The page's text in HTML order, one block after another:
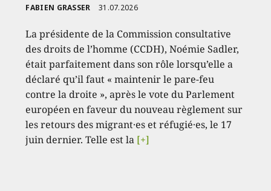
FABIEN GRASSER 31.07.2026
La présidente de la Commission consultative
des droits de l’homme (CCDH), Noémie Sadler,
était parfaitement dans son rôle lorsqu’elle a
déclaré qu’il faut « maintenir le pare-feu
contre la droite », après le vote du Parlement
européen en faveur du nouveau règlement sur
les retours des migrant·es et réfugié·es, le 17
juin dernier. Telle est la [+]